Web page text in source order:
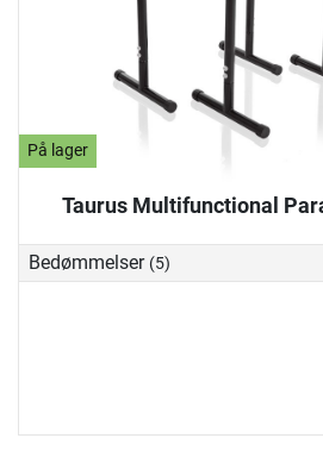
På lager
Taurus Multifunctional
Bedømmelser (5)